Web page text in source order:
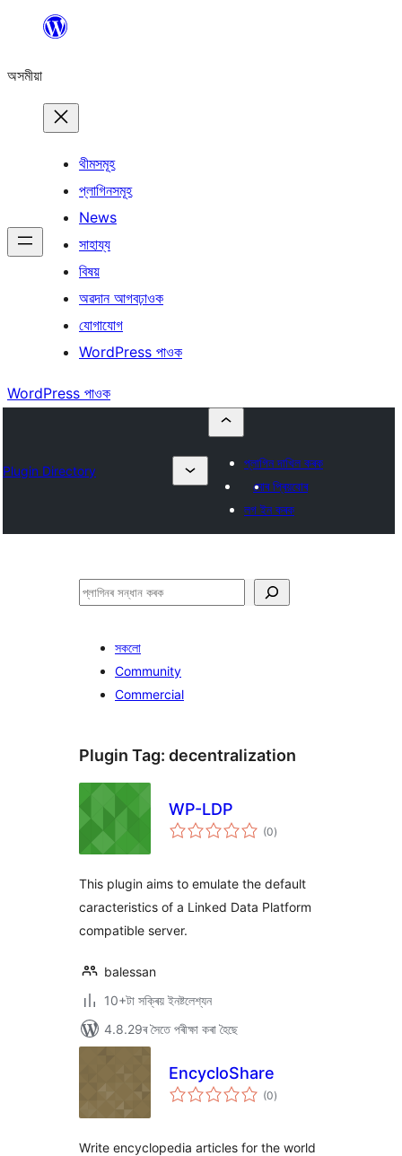
বিষয়বস্তুলৈ
অসমীয়া
থীমসমূহ
প্লাগিনসমূহ
News
সাহায্য
বিষয়
অৱদান আগবঢ়াওক
যোগাযোগ
WordPress পাওক
WordPress পাওক
Plugin Directory
প্লাগিন দাখিল কৰক
মোৰ প্ৰিয়বোৰ
লগ ইন কৰক
সন্ধান
সকলো
Community
Commercial
Plugin Tag: decentralization
WP-LDP
(0টা
মুঠ)
This plugin aims to emulate the default
caracteristics of a Linked Data Platform
compatible server.
balessan
10+টা সক্ৰিয় ইনষ্টলেশ্যন
4.8.29ৰ সৈতে পৰীক্ষা কৰা হৈছে
EncycloShare
(0টা
মুঠ)
Write encyclopedia articles for the world